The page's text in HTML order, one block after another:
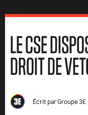
LE CSE
DROIT DE
Écrit parGroupe 3E